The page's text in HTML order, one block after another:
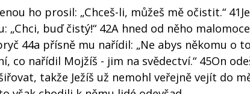
ho prosil: „Chceš-li, můžeš mě očistit.“
buď čistý!“ 42A hned od něho
44a přísně mu nařídil: „Ne abys někomu o
co nařídil Mojžíš - jim na svědectví.“ 45On
takže Ježíš už nemohl veřejně vejít do